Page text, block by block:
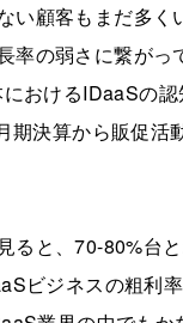
い顧客もまだ多く
率の弱さに繋がっ
おけるIDaaSの
期決算から販促活
ると、70-80%台
ビジネスの粗利